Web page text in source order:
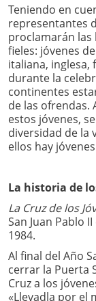
Teniendo en
representantes
proclamarán las
fieles: jóvenes
italiana, inglesa,
durante la
continentes
de las ofrendas.
estos jóvenes,
diversidad de la
ellos hay
La historia de
La Cruz de los
San Juan Pablo
1984.
Al final del Año
cerrar la Puerta
Cruz a los
«Llevadla por el